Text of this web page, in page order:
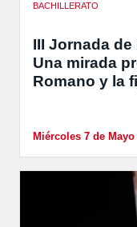
BACHILLERATO
III Jornada
Una mirada
Romano y la
Miércoles 7 de Mayo